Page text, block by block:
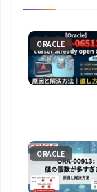
ORACLE
ORACLE